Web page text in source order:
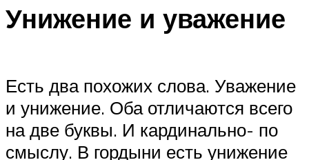
Унижение и уважение
Есть два похожих слова. Уважение
и унижение. Оба отличаются всего
на две буквы. И кардинально- по
смыслу. В гордыни есть унижение